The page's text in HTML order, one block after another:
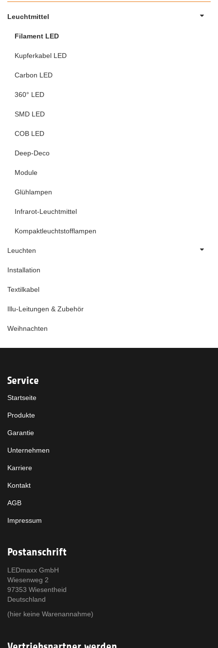
Leuchtmittel
Filament LED
Kupferkabel LED
Carbon LED
360° LED
SMD LED
COB LED
Deep-Deco
Module
Glühlampen
Infrarot-Leuchtmittel
Kompaktleuchtstofflampen
Leuchten
Installation
Textilkabel
Illu-Leitungen & Zubehör
Weihnachten
Service
Startseite
Produkte
Garantie
Unternehmen
Karriere
Kontakt
AGB
Impressum
Postanschrift
LEDmaxx GmbH
Wiesenweg 2
97353 Wiesentheid
Deutschland
(hier keine Warenannahme)